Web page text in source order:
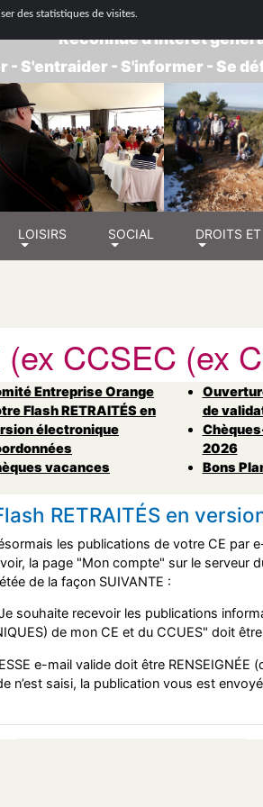
des statistiques de visites.
DE RETRAITÉS -
Reconnue d'intérêt
- S'entraider - S'informer - Se
LOISIRS SOCIAL DROITS
CCSEC (ex
Entreprise Orange
Flash RETRAITÉS en
électronique
vacances
de
2026
Bons
RETRAITÉS en
les publications de votre CE par
la page "Mon compte" sur le serveur
de la façon SUIVANTE :
souhaite recevoir les publications
de mon CE et du CCUES" doit
e-mail valide doit être RENSEIGNÉE
n’est saisi, la publication vous est